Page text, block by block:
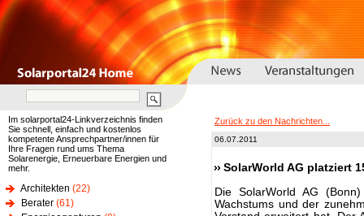
Im solarportal24-Linkverzeichnis finden
Sie schnell, einfach und kostenlos
kompetente Ansprechpartner/innen für
Ihre Fragen rund ums Thema
Solarenergie, Erneuerbare Energien und
mehr.
Architekten (22)
Berater (61)
Zurück zu den Nachrichten...
06.07.2011
SolarWorld AG platziert
Die SolarWorld AG
Wachstums und der